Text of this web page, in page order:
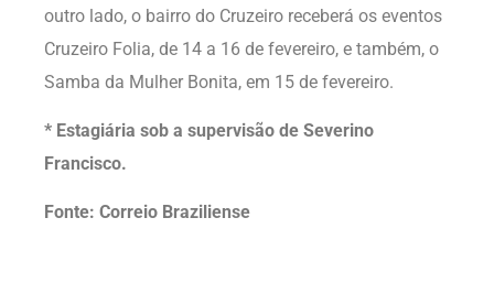
outro lado, o bairro do Cruzeiro receberá os eventos
Cruzeiro Folia, de 14 a 16 de fevereiro, e também, o
Samba da Mulher Bonita, em 15 de fevereiro.
* Estagiária sob a supervisão de Severino
Francisco.
Fonte: Correio Braziliense